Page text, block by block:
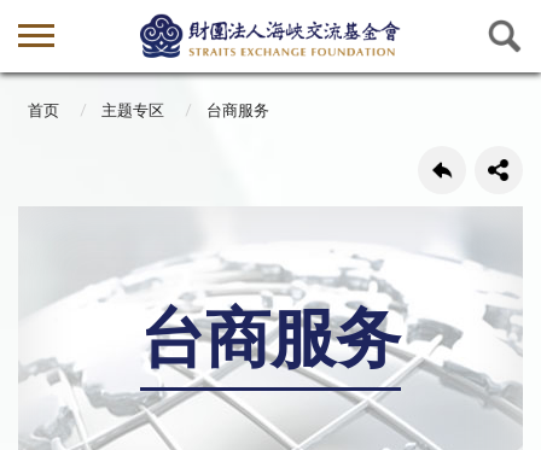
首页 主题专区 台商服务
台商服务